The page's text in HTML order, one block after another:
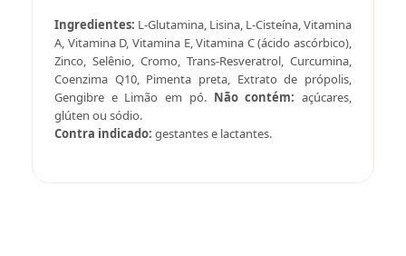
Ingredientes: L-Glutamina, Lisina, L-Cisteína, Vitamina
A, Vitamina D, Vitamina E, Vitamina C (ácido ascórbico),
Zinco, Selênio, Cromo, Trans-Resveratrol, Curcumina,
Coenzima Q10, Pimenta preta, Extrato de própolis,
Gengibre e Limão em pó. Não contém: açúcares,
glúten ou sódio.
Contra indicado: gestantes e lactantes.